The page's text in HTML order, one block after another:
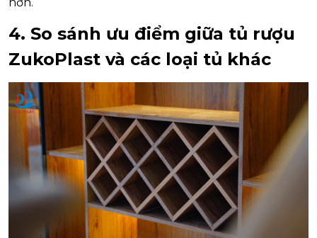
hơn.
4. So sánh ưu điểm giữa tủ rượu
ZukoPlast và các loại tủ khác